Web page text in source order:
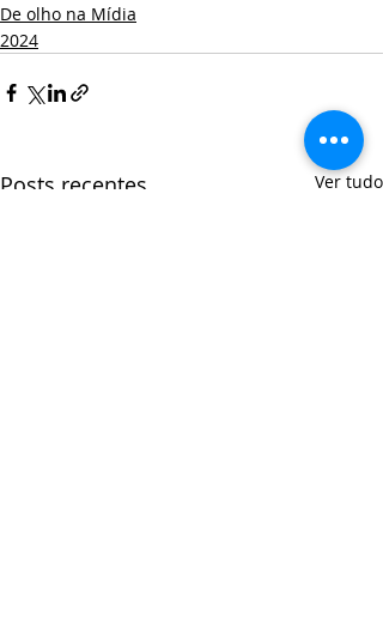
De olho na Mídia
2024
Posts recentes Ver tudo